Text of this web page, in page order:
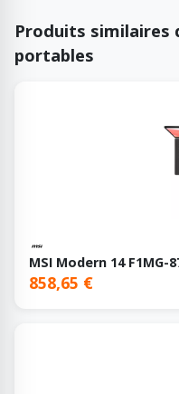
Produits similaires
portables
MSI Modern 14 F1MG-
858,65 €